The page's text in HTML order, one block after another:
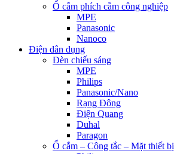
Ổ cắm phích cắm công nghiệp
MPE
Panasonic
Nanoco
Điện dân dụng
Đèn chiếu sáng
MPE
Philips
Panasonic/Nano
Rạng Đông
Điện Quang
Duhal
Paragon
Ổ cắm – Công tắc – Mặt thiết bị